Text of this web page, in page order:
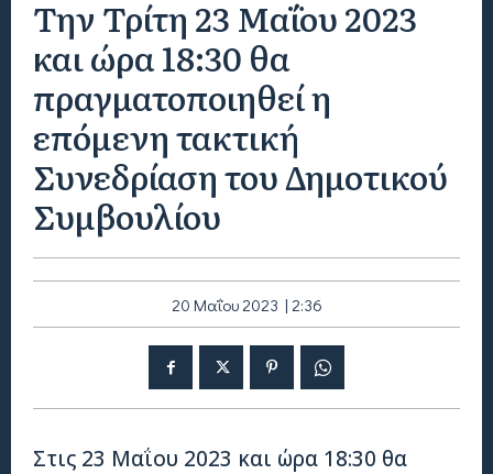
Την Τρίτη 23 Μαΐου 2023
και ώρα 18:30 θα
πραγματοποιηθεί η
επόμενη τακτική
Συνεδρίαση του Δημοτικού
Συμβουλίου
20 Μαΐου 2023 | 2:36
Στις 23 Μαΐου 2023 και ώρα 18:30 θα